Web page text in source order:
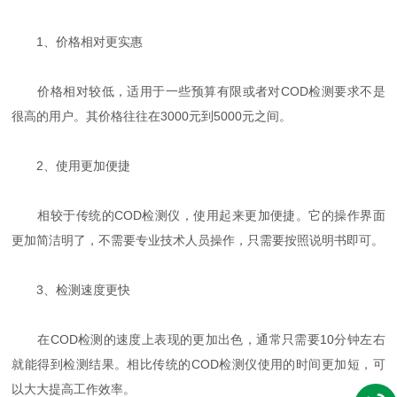
1、价格相对更实惠
价格相对较低，适用于一些预算有限或者对COD检测要求不是
很高的用户。其价格往往在3000元到5000元之间。
2、使用更加便捷
相较于传统的COD检测仪，使用起来更加便捷。它的操作界面
更加简洁明了，不需要专业技术人员操作，只需要按照说明书即可。
3、检测速度更快
在COD检测的速度上表现的更加出色，通常只需要10分钟左右
就能得到检测结果。相比传统的COD检测仪使用的时间更加短，可
以大大提高工作效率。